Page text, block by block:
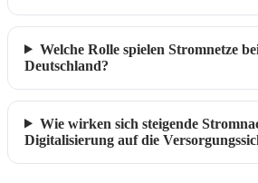
Welche Rolle spielen Stromnetze
Deutschland?
Wie wirken sich steigende
Digitalisierung auf die